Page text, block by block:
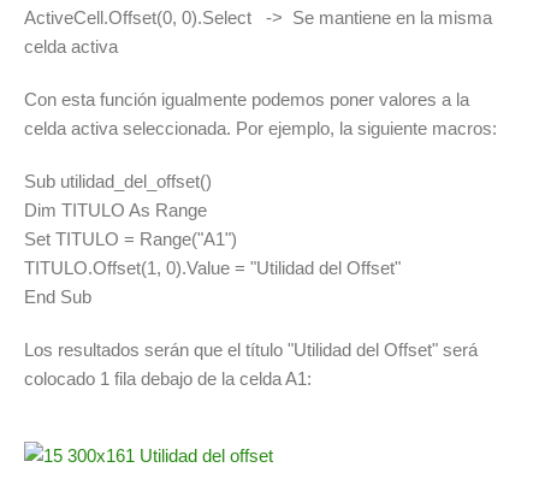
ActiveCell.Offset(0, 0).Select -> Se mantiene en la misma
celda activa
Con esta función igualmente podemos poner valores a la
celda activa seleccionada. Por ejemplo, la siguiente macros:
Sub utilidad_del_offset()
Dim TITULO As Range
Set TITULO = Range("A1")
TITULO.Offset(1, 0).Value = "Utilidad del Offset"
End Sub
Los resultados serán que el título "Utilidad del Offset" será
colocado 1 fila debajo de la celda A1: